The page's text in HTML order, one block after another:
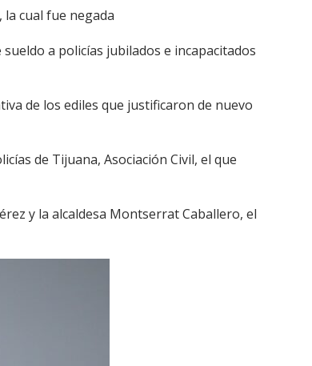
cual fue negada
a policías jubilados e incapacitados
de los ediles que justificaron de nuevo
de Tijuana, Asociación Civil, el que
y la alcaldesa Montserrat Caballero, el